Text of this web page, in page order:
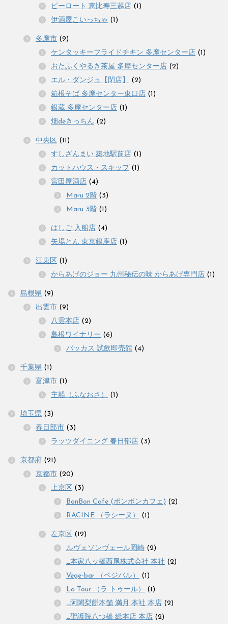
ピーロート 恵比寿三越店 (1)
伊酒屋こいっちゃ (1)
多摩市 (9)
ケンタッキーフライドチキン 多摩センター店 (1)
おたふくやるき茶屋 多摩センター店 (2)
エル・ダンジュ【閉店】
(2)
箱根そば 多摩センター東口店 (1)
銀蔵 多摩センター店 (1)
畑deきっちん (2)
中央区 (11)
すしざんまい 築地駅前店 (1)
カットハウス・スキップ (1)
宮田屋酒店 (4)
Maru 2階 (3)
Maru 3階 (1)
はしご 入船店 (4)
矢場とん 東京銀座店 (1)
江東区 (1)
からあげのジョー 九州秘伝の味 からあげ専門店 (1)
島根県 (9)
出雲市 (9)
八雲本店 (2)
島根ワイナリー (6)
バッカス 試飲即売館 (4)
千葉県 (1)
富津市 (1)
主船（ふなおさ）
(1)
埼玉県 (3)
春日部市 (3)
ラッツダイニング 春日部店 (3)
京都府 (21)
京都市 (20)
上京区 (3)
BonBon Cafe (ボンボンカフェ) (2)
RACINE （ラシーヌ）
(1)
左京区 (12)
ルヴェソンヴェール岡崎 (2)
_本家八ッ橋西尾株式会社 本社 (2)
Vege-bar （ベジバル）
(1)
La Tour （ラ トゥール）
(1)
_阿闍梨餅本舗 満月 本社 本店 (2)
_聖護院八つ橋 総本店 本店 (2)